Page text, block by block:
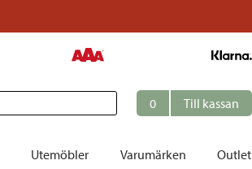
0 Till kassan
Utemöbler Varumärken Outlet